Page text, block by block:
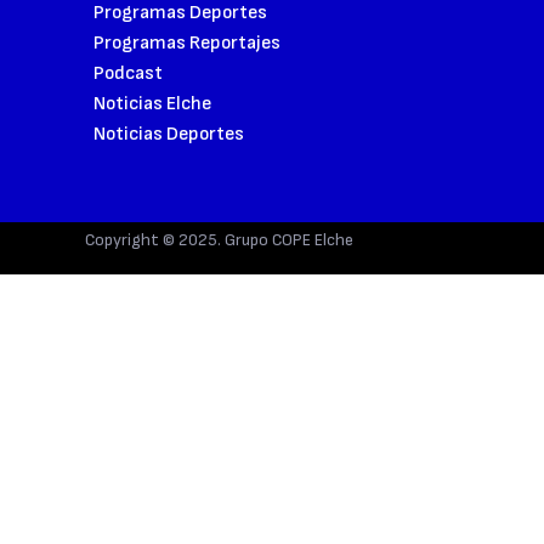
Programas Deportes
Programas Reportajes
Podcast
Noticias Elche
Noticias Deportes
Copyright © 2025. Grupo COPE Elche